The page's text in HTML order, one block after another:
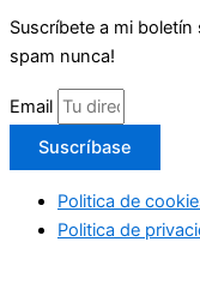
Suscríbete a mi boletín
spam nunca!
Email
Suscríbase
Politica de
Politica de